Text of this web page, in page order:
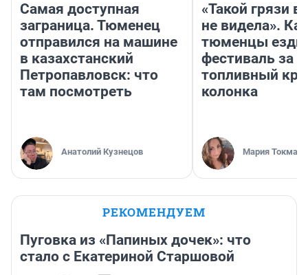
Самая доступная
заграница. Тюменец
отправился на машине
в казахстанский
Петропавловск: что
там посмотреть
Анатолий Кузнецов
«Такой грязи
не видела».
тюменцы
фестиваль за
топливный
колонка
Мария
РЕКОМЕНДУЕМ
Пуговка из «Папиных дочек»: что
стало с Екатериной Старшовой